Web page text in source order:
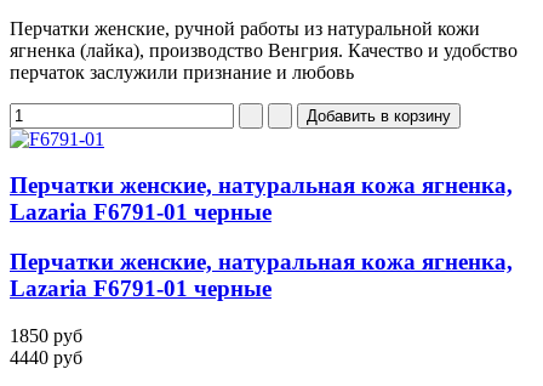
Перчатки женские, ручной работы из натуральной кожи
ягненка (лайка), производство Венгрия. Качество и удобство
перчаток заслужили признание и любовь
Перчатки женские, натуральная кожа ягненка,
Lazaria F6791-01 черные
Перчатки женские, натуральная кожа ягненка,
Lazaria F6791-01 черные
1850 руб
4440 руб